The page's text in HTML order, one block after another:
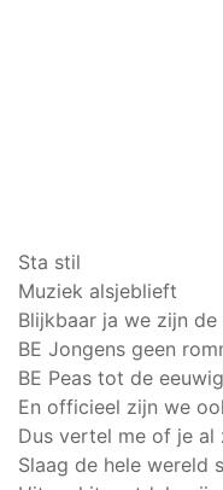
Sta stil
Muziek alsjeblieft
Blijkbaar ja we zijn
BE Jongens geen
BE Peas tot de
En officieel zijn we
Dus vertel me of je
Slaag de hele wereld